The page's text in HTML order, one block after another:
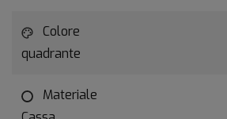
Colore
quadrante
Materiale